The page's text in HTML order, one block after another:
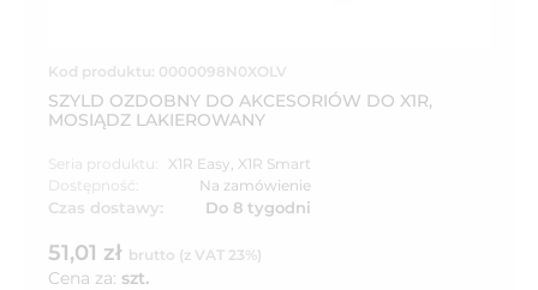
Kod produktu: 0000098N0XOLV
SZYLD OZDOBNY DO AKCESORIÓW DO X1R,
MOSIĄDZ LAKIEROWANY
Seria produktu: X1R Easy, X1R Smart
Dostępność:
Na zamówienie
Czas dostawy: Do 8 tygodni
51,01 zł brutto (z VAT 23%)
Cena za: szt.